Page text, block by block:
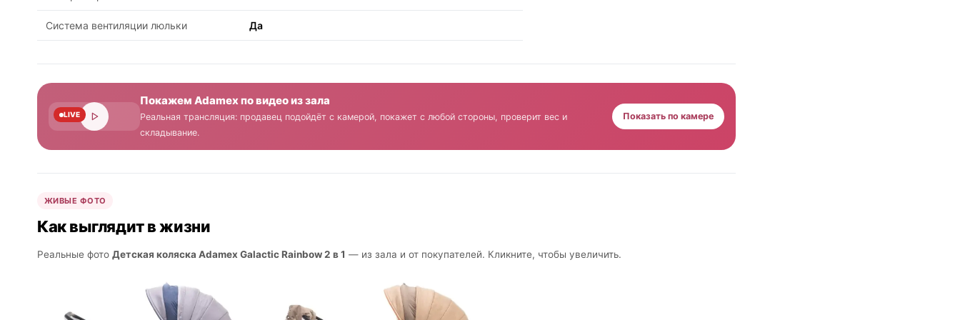
Система вентиляции люльки Да
LIVE
Покажем Adamex по видео из зала
Реальная трансляция: продавец подойдёт с камерой, покажет с любой стороны, проверит вес и
складывание.
Показать по камере
ЖИВЫЕ ФОТО
Как выглядит в жизни
Реальные фото Детская коляска Adamex Galactic Rainbow 2 в 1 — из зала и от покупателей. Кликните, чтобы увеличить.